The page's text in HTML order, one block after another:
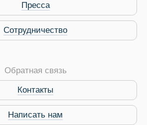
Виза в Индию
Пресса
Сотрудничество
Обратная связь
Контакты
Написать нам